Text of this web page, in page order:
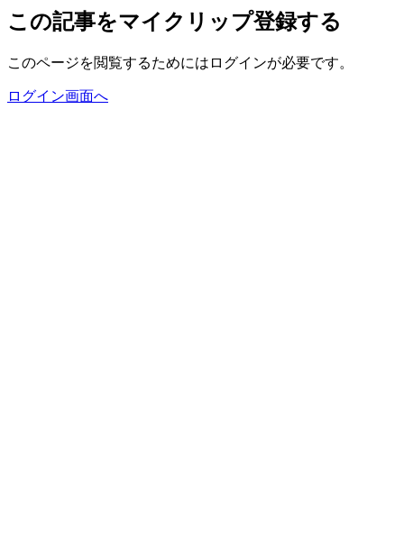
この記事をマイクリップ登録する
このページを閲覧するためにはログインが必要です。
ログイン画面へ